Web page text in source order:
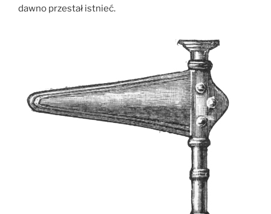
dawno przestał istnieć.